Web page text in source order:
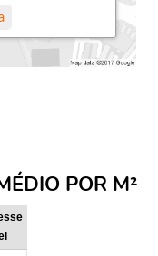
POR M²